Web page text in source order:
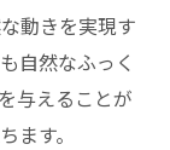
動きを実現す
自然なふっく
与えることが
ます。